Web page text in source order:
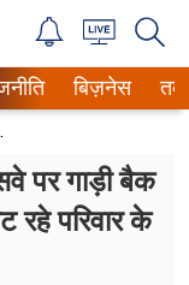
बिज़नेस
पर गाड़ी बैक
रहे परिवार के